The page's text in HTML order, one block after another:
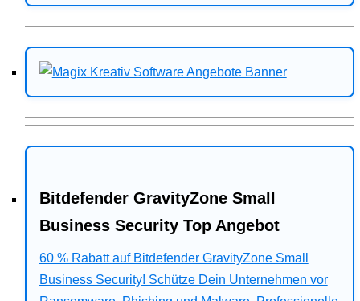
Bitdefender GravityZone Small
Business Security Top Angebot
60 % Rabatt auf Bitdefender GravityZone Small
Business Security! Schütze Dein Unternehmen vor